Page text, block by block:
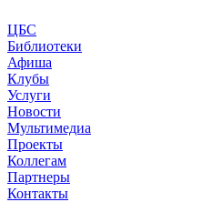
ЦБС
Библиотеки
Афиша
Клубы
Услуги
Новости
Мультимедиа
Проекты
Коллегам
Партнеры
Контакты